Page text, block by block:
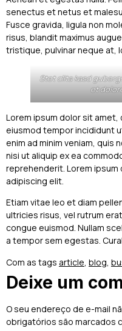
senectus et netus et
Fusce gravida, ligula non
risus, blandit maximus
tristique, pulvinar neque at,
Stet clita kasd
et
Lorem ipsum dolor sit
eiusmod tempor incididunt
enim ad minim veniam, quis
nisi ut aliquip ex ea
reprehenderit. Lorem
adipiscing elit.
Etiam vitae leo et diam
ultricies risus, vel rutrum
congue euismod. Nullam
a tempor sem egestas.
Com as tags article, blog,
Deixe um
O seu endereço de e-mail
obrigatórios são marcados